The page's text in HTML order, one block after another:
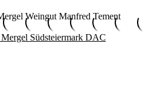
Südsteiermark DAC